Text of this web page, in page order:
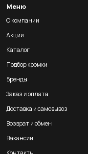
Меню
О компании
Акции
Каталог
Подбор кромки
Бренды
Заказ и оплата
Доставка и самовывоз
Возврат и обмен
Вакансии